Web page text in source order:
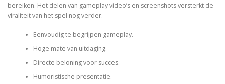
bereiken. Het delen van gameplay video’s en screenshots versterkt de
viraliteit van het spel nog verder.
Eenvoudig te begrijpen gameplay.
Hoge mate van uitdaging.
Directe beloning voor succes.
Humoristische presentatie.